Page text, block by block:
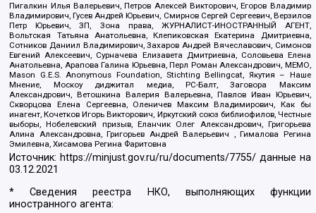
Пигалкин Илья Валерьевич, Петров Алексей Викторович, Егоров Владимир
Владимирович, Гусев Андрей Юрьевич, Смирнов Сергей Сергеевич, Верзилов
Петр Юрьевич, ЗП, Зона права, ЖУРНАЛИСТ-ИНОСТРАННЫЙ АГЕНТ,
Вольтская Татьяна Анатольевна, Клепиковская Екатерина Дмитриевна,
Сотников Даниил Владимирович, Захаров Андрей Вячеславович, Симонов
Евгений Алексеевич, Сурначева Елизавета Дмитриевна, Соловьева Елена
Анатольевна, Арапова Галина Юрьевна, Перл Роман Александрович, МЕМО,
Mason G.E.S. Anonymous Foundation, Stichting Bellingcat, Якутия – Наше
Мнение, Москоу диджитал медиа, РС-Балт, Заговора Максим
Александрович, Ветошкина Валерия Валерьевна, Павлов Иван Юрьевич,
Скворцова Елена Сергеевна, Оленичев Максим Владимирович, Как бы
инагент, Кочетков Игорь Викторович, Иркутский союз библиофилов, Честные
выборы, Нобелевский призыв, Еланчик Олег Александрович, Григорьева
Алина Александровна, Григорьев Андрей Валерьевич , Гималова Регина
Эмилевна, Хисамова Регина Фаритовна
Источник: https://minjust.gov.ru/ru/documents/7755/ данные на
03.12.2021
* Сведения реестра НКО, выполняющих функции
иностранного агента: